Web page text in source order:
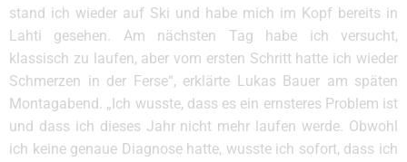
stand ich wieder auf Ski und habe mich im Kopf bereits in
Lahti gesehen. Am nächsten Tag habe ich versucht,
klassisch zu laufen, aber vom ersten Schritt hatte ich wieder
Schmerzen in der Ferse“, erklärte Lukas Bauer am späten
Montagabend. „Ich wusste, dass es ein ernsteres Problem ist
und dass ich dieses Jahr nicht mehr laufen werde. Obwohl
ich keine genaue Diagnose hatte, wusste ich sofort, dass ich